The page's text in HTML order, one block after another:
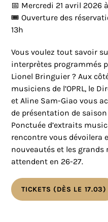
📅 Mercredi 21 avril 2026
🎟️ Ouverture des
13h
Vous voulez tout savoir
interprètes programmés
Lionel Bringuier ? Aux
musiciens de l’OPRL, le
et Aline Sam-Giao vous
de présentation de
Ponctuée d’extraits
rencontre vous dévoilera
nouveautés et les grands
attendent en 26-27.
TICKETS (DÈS LE 17.03)